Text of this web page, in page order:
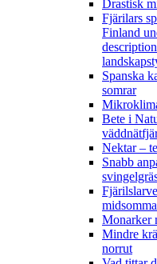
Drastisk
Fjärilars
Finland
Spanska
somrar
Bete i
Nektar –
Snabb
Monarker
Mindre
norrut